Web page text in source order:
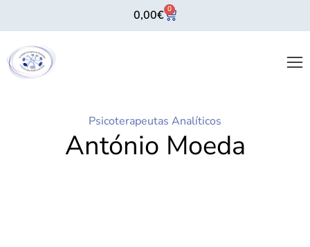
0,00€ 0
Psicoterapeutas Analíticos
António Moeda